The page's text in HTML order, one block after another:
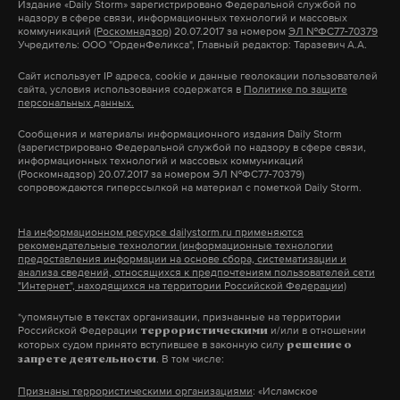
подытожил Рыбаков.
Ранее по статье 20.3 КоАп привлекли также
руководителя фракции «Яблоко» в Заксобрании
Санкт-Петербурга Александра Шишлова,
партии Николая Рыбакова и других
«яблочников».
Подпишитесь на Daily Storm вMAX. Он
работает там, где тормозит интернет.
А еще мы есть вTelegram,ДзениVK.
Макс Telegram
время гастроскопии проводится экспресс-тест на
бактерию хеликобактер пилори — причину
большинства хронических заболеваний ЖКТ.
Колоноскопия позволяет выявить колиты,
Врач-гастроэнтеролог поликлиники после
консультации может оформить направление в
и время, включая выходные. После процедуры
пациенты отдыхают в комфортных палатах, весь
визит занимает не более двух часов. Результаты
автоматически подгружаются в электронную
медицинскую карту и доступны в приложении
«ЕМИАС.ИНФО».
Издание «Daily Storm» зарегистрировано Федеральной службой по
надзору в сфере связи, информационных технологий и массовых
коммуникаций (Роскомнадзор) 20.07.2017 за номером ЭЛ №ФС77-70379
Учредитель: ООО "ОрденФеликса", Главный редактор: Таразевич А.А.
Сайт использует IP адреса, cookie и данные геолокации пользователей
сайта, условия использования содержатся в Политике по защите
персональных данных.
Сообщения и материалы информационного издания Daily Storm
(зарегистрировано Федеральной службой по надзору в сфере связи,
информационных технологий и массовых коммуникаций
(Роскомнадзор) 20.07.2017 за номером ЭЛ №ФС77-70379)
сопровождаются гиперссылкой на материал с пометкой Daily Storm.
На информационном ресурсе dailystorm.ru применяются
рекомендательные технологии (информационные технологии
предоставления информации на основе сбора, систематизации и
анализа сведений, относящихся к предпочтениям пользователей сети
"Интернет", находящихся на территории Российской Федерации)
*упомянутые в текстах организации, признанные на территории
Российской Федерации террористическими и/или в отношении
которых судом принято вступившее в законную силу решение о
запрете деятельности. В том числе:
Признаны террористическими организациями: «Исламское